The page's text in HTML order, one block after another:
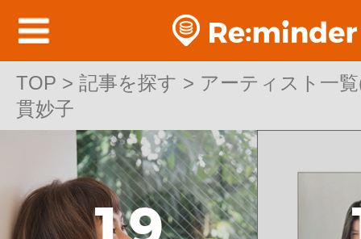
TOP > 記事を探す > アーティスト一
貫妙子
TOP > 記事を探す > アーティスト一
貫妙子